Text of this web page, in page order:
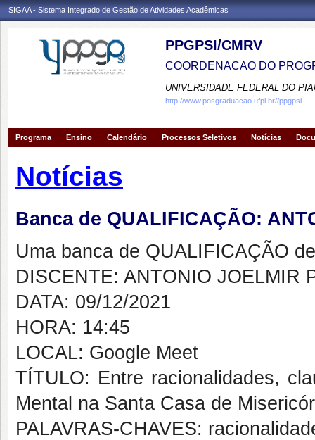
SIGAA - Sistema Integrado de Gestão de Atividades Acadêmicas
PPGPSI/CMRV
COORDENACAO DO
UNIVERSIDADE FEDERAL DO
http://www.posgraduacao.ufpi.br//ppgpsi
Programa Ensino Calendário Processos Seletivos Notícias
Notícias
Banca de QUALIFICAÇÃO:
Uma banca de QUALIFICAÇÃO
DISCENTE: ANTONIO JOELMIR
DATA: 09/12/2021
HORA: 14:45
LOCAL: Google Meet
TÍTULO: Entre racionalidades,
Mental na Santa Casa de
PALAVRAS-CHAVES: